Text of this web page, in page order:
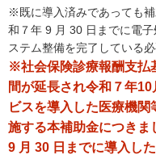
※既に導入済みであっても
和７年 9 月 30 日までに電
ステム整備を完了している必
※社会保険診療報酬支払
間が延長され令和７年
ビスを導入した医療機
施する本補助金につきま
9 月 30 日までに導入し